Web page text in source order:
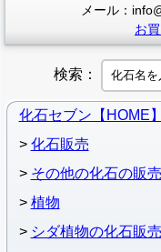
メール：
お
検索：
化石セブン【HOME】
化石販売
その他の化石の販売
植物
シダ植物の化石販売